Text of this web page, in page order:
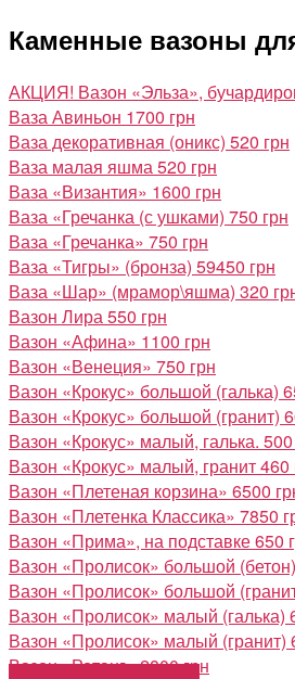
Каменные вазоны
АКЦИЯ! Вазон «Эльза»,
Ваза Авиньон 1700 грн
Ваза декоративная (оникс) 520 грн
Ваза малая яшма520 грн
Ваза «Византия» 1600 грн
Ваза «Гречанка (с ушками) 750 грн
Ваза «Гречанка» 750 грн
Ваза «Тигры» (бронза) 59450 грн
Ваза «Шар» (мрамор\яшма) 320
Вазон Лира550 грн
Вазон «Афина» 1100 грн
Вазон «Венеция» 750 грн
Вазон «Крокус» большой (галька)
Вазон «Крокус» большой (гранит)
Вазон «Крокус» малый, галька.
Вазон «Крокус» малый, гранит460
Вазон «Плетеная корзина» 6500
Вазон «Плетенка Классика» 7850
Вазон «Прима», на подставке650
Вазон «Пролисок» большой (бетон)
Вазон «Пролисок» большой
Вазон «Пролисок» малый (галька)
Вазон «Пролисок» малый (гранит)
Вазон «Ротанг»2800 грн